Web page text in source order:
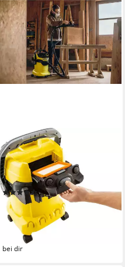
KÄRCHER
Nass-Trocken-Sauger WD 5 P
V-25/5/22, 1100 W, mit
Beutel
(10)
183,38 € UVP222,49 €
16,75 €
mtl. in 12 Raten
-18%
lieferbar - am nächsten Werktag
bei dir